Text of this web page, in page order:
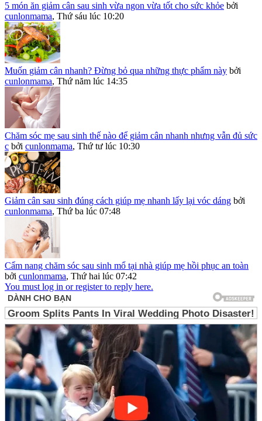
5 món ăn giảm cân sau sinh vừa ngon vừa tốt cho sức khỏe bởi
cunlonmama, Thứ sáu lúc 10:20
Muốn giảm cân nhanh? Đừng bỏ qua những thực phẩm này bởi
cunlonmama, Thứ năm lúc 14:35
Chăm sóc mẹ sau sinh thế nào để giảm cân nhanh nhưng vẫn đủ sức
c bởi cunlonmama, Thứ tư lúc 10:30
Giảm cân sau sinh đúng cách giúp mẹ nhanh lấy lại vóc dáng bởi
cunlonmama, Thứ ba lúc 07:48
Cẩm nang chăm sóc sau sinh mổ tại nhà giúp mẹ hồi phục an toàn
bởi cunlonmama, Thứ hai lúc 07:42
You must log in or register to reply here.